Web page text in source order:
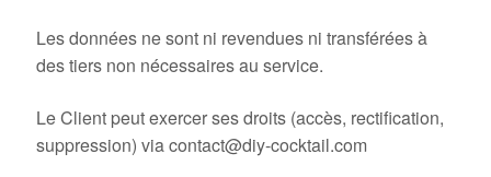
Les données ne sont ni revendues ni transférées à
des tiers non nécessaires au service.
Le Client peut exercer ses droits (accès, rectification,
suppression) via contact@diy-cocktail.com